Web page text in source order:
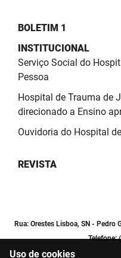
BOLETIM 1
INSTITUCIONAL
Serviço Social do
Pessoa
Hospital de Trauma de
direcionado a Ensino
Ouvidoria do Hospital
REVISTA
Rua: Orestes Lisboa, SN -
Telefone:
Uso de cookies